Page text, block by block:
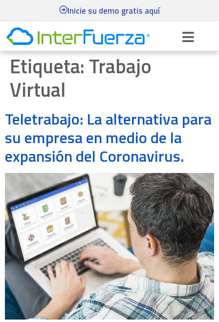
Inicie su demo gratis aquí
Etiqueta:Trabajo
Virtual
Teletrabajo: La alternativa para
su empresa en medio de la
expansión del Coronavirus.